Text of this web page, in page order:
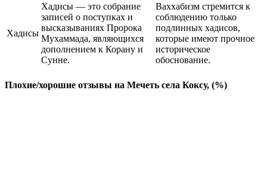
Хадисы
Хадисы — это собрание
записей о поступках и
высказываниях Пророка
Мухаммада, являющихся
дополнением к Корану и
Сунне.
Ваххабизм стремится к
соблюдению только
подлинных хадисов,
которые имеют прочное
историческое
обоснование.
Плохие/хорошие отзывы на Мечеть села Коксу, (%)